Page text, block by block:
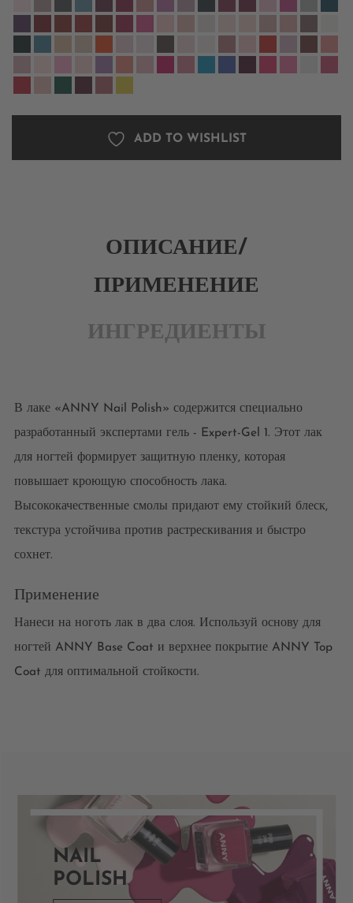
ADD TO WISHLIST
ОПИСАНИЕ/
ПРИМЕНЕНИЕ
ИНГРЕДИЕНТЫ
В лаке «ANNY Nail Polish» содержится специально
разработанный экспертами гель - Expert-Gel 1. Этот лак
для ногтей формирует защитную пленку, которая
повышает кроющую способность лака.
Высококачественные смолы придают ему стойкий блеск,
текстура устойчива против растрескивания и быстро
сохнет.
Применение
Нанеси на ноготь лак в два слоя. Используй основу для
ногтей ANNY Base Coat и верхнее покрытие ANNY Top
Coat для оптимальной стойкости.
NAIL
POLISH